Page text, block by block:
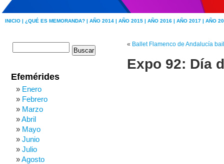
INICIO | ¿QUÉ ES MEMORANDA? | AÑO 2014 | AÑO 2015 | AÑO 2016 | AÑO 2017 | AÑO
« Ballet Flamenco de Andalucía
Expo 92: Día
Efemérides
Enero
Febrero
Marzo
Abril
Mayo
Junio
Julio
Agosto